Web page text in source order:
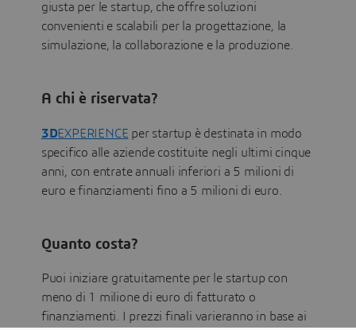
giusta per le startup, che offre soluzioni
convenienti e scalabili per la progettazione, la
simulazione, la collaborazione e la produzione.
A chi è riservata?
3DEXPERIENCE per startup è destinata in modo
specifico alle aziende costituite negli ultimi cinque
anni, con entrate annuali inferiori a 5 milioni di
euro e finanziamenti fino a 5 milioni di euro.
Quanto costa?
Puoi iniziare gratuitamente per le startup con
meno di 1 milione di euro di fatturato o
finanziamenti. I prezzi finali varieranno in base ai